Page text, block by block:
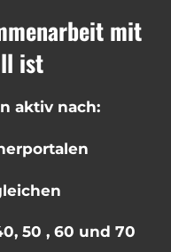
mit
ist
aktiv nach:
50 , 60 und 70